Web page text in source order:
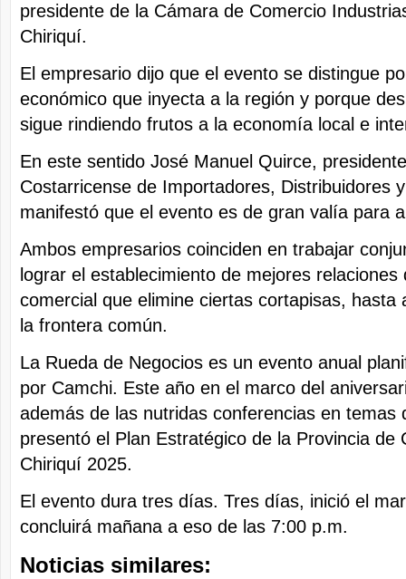
presidente de la Cámara de Comercio
Chiriquí.
El empresario dijo que el evento se distingue
económico que inyecta a la región y porque
sigue rindiendo frutos a la economía local e
En este sentido José Manuel Quirce,
Costarricense de Importadores, Distribuidores
manifestó que el evento es de gran valía para
Ambos empresarios coinciden en trabajar
lograr el establecimiento de mejores relaciones
comercial que elimine ciertas cortapisas, hasta
la frontera común.
La Rueda de Negocios es un evento anual
por Camchi. Este año en el marco del
además de las nutridas conferencias en temas
presentó el Plan Estratégico de la Provincia de
Chiriquí 2025.
El evento dura tres días. Tres días, inició el
concluirá mañana a eso de las 7:00 p.m.
Noticias similares: